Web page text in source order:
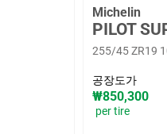
Michelin
PILOT
255/45 ZR19
공장도가
₩850,300
per tire